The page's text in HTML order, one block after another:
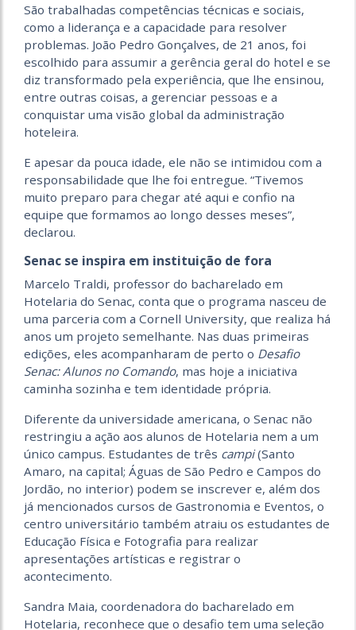
São trabalhadas competências técnicas e sociais,
como a liderança e a capacidade para resolver
problemas. João Pedro Gonçalves, de 21 anos, foi
escolhido para assumir a gerência geral do hotel e se
diz transformado pela experiência, que lhe ensinou,
entre outras coisas, a gerenciar pessoas e a
conquistar uma visão global da administração
hoteleira.
E apesar da pouca idade, ele não se intimidou com a
responsabilidade que lhe foi entregue. “Tivemos
muito preparo para chegar até aqui e confio na
equipe que formamos ao longo desses meses”,
declarou.
Senac se inspira em instituição de fora
Marcelo Traldi, professor do bacharelado em
Hotelaria do Senac, conta que o programa nasceu de
uma parceria com a Cornell University, que realiza há
anos um projeto semelhante. Nas duas primeiras
edições, eles acompanharam de perto o Desafio
Senac: Alunos no Comando, mas hoje a iniciativa
caminha sozinha e tem identidade própria.
Diferente da universidade americana, o Senac não
restringiu a ação aos alunos de Hotelaria nem a um
único campus. Estudantes de três campi(Santo
Amaro, na capital; Águas de São Pedro e Campos do
Jordão, no interior) podem se inscrever e, além dos
já mencionados cursos de Gastronomia e Eventos, o
centro universitário também atraiu os estudantes de
Educação Física e Fotografia para realizar
apresentações artísticas e registrar o
acontecimento.
Sandra Maia, coordenadora do bacharelado em
Hotelaria, reconhece que o desafio tem uma seleção